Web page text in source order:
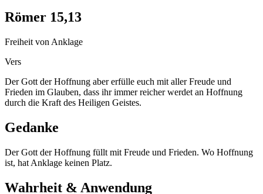
Römer 15,13
Freiheit von Anklage
Vers
Der Gott der Hoffnung aber erfülle euch mit aller Freude und
Frieden im Glauben, dass ihr immer reicher werdet an Hoffnung
durch die Kraft des Heiligen Geistes.
Gedanke
Der Gott der Hoffnung füllt mit Freude und Frieden. Wo Hoffnung
ist, hat Anklage keinen Platz.
Wahrheit & Anwendung